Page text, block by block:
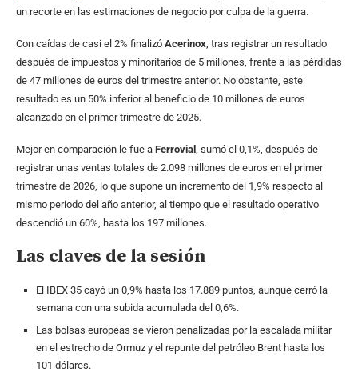
un recorte en las estimaciones de negocio por culpa de la guerra.
Con caídas de casi el 2% finalizó Acerinox , tras registrar un resultado
después de impuestos y minoritarios de 5 millones, frente a las pérdidas
de 47 millones de euros del trimestre anterior. No obstante, este
resultado es un 50% inferior al beneficio de 10 millones de euros
alcanzado en el primer trimestre de 2025.
Mejor en comparación le fue a Ferrovial , sumó el 0,1%, después de
registrar unas ventas totales de 2.098 millones de euros en el primer
trimestre de 2026, lo que supone un incremento del 1,9% respecto al
mismo periodo del año anterior, al tiempo que el resultado operativo
descendió un 60%, hasta los 197 millones.
Las claves de la sesión
El IBEX 35 cayó un 0,9% hasta los 17.889 puntos, aunque cerró la
semana con una subida acumulada del 0,6%.
Las bolsas europeas se vieron penalizadas por la escalada militar
en el estrecho de Ormuz y el repunte del petróleo Brent hasta los
101 dólares.